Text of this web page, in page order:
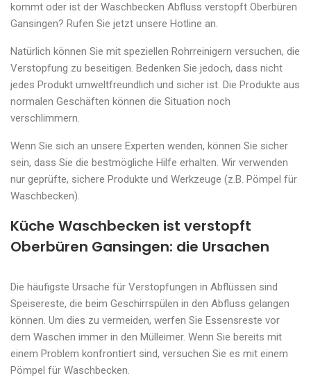
kommt oder ist der Waschbecken Abfluss verstopft Oberbüren
Gansingen? Rufen Sie jetzt unsere Hotline an.
Natürlich können Sie mit speziellen Rohrreinigern versuchen, die
Verstopfung zu beseitigen. Bedenken Sie jedoch, dass nicht
jedes Produkt umweltfreundlich und sicher ist. Die Produkte aus
normalen Geschäften können die Situation noch
verschlimmern.
Wenn Sie sich an unsere Experten wenden, können Sie sicher
sein, dass Sie die bestmögliche Hilfe erhalten. Wir verwenden
nur geprüfte, sichere Produkte und Werkzeuge (z.B. Pömpel für
Waschbecken).
Küche Waschbecken ist verstopft
Oberbüren Gansingen: die Ursachen
Die häufigste Ursache für Verstopfungen in Abflüssen sind
Speisereste, die beim Geschirrspülen in den Abfluss gelangen
können. Um dies zu vermeiden, werfen Sie Essensreste vor
dem Waschen immer in den Mülleimer. Wenn Sie bereits mit
einem Problem konfrontiert sind, versuchen Sie es mit einem
Pömpel für Waschbecken.